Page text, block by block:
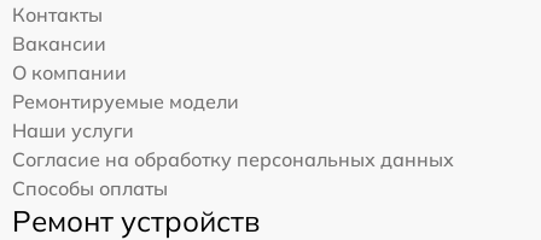
Контакты
Вакансии
О компании
Ремонтируемые модели
Наши услуги
Согласие на обработку персональных данных
Способы оплаты
Ремонт устройств